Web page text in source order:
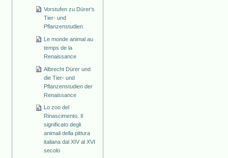
Vorstufen zu Dürer's
Tier- und
Pflanzenstudien
Le monde animal au
temps de la
Renaissance
Albrecht Dürer und
die Tier- und
Pflanzenstudien der
Renaissance
Lo zoo del
Rinascimento. Il
significato degli
animali della pittura
italiana dal XIV al XVI
secolo